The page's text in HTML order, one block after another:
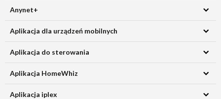
Anynet+
Aplikacja dla urządzeń mobilnych
Aplikacja do sterowania
Aplikacja HomeWhiz
Aplikacja iplex